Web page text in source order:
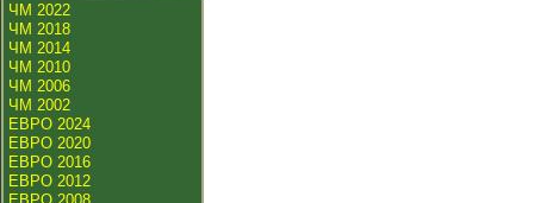
ЧМ 2022
ЧМ 2018
ЧМ 2014
ЧМ 2010
ЧМ 2006
ЧМ 2002
ЕВРО 2024
ЕВРО 2020
ЕВРО 2016
ЕВРО 2012